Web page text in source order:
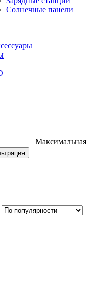
Солнечные панели
Максимальная